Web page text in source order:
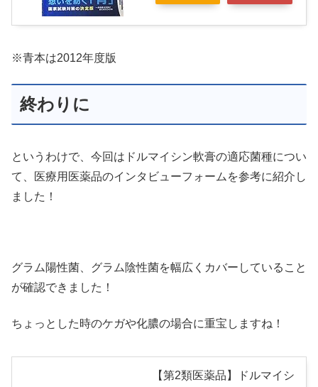
※青本は2012年度版
終わりに
というわけで、今回はドルマイシン軟膏の適応菌種につい
て、医療用医薬品のインタビューフォームを参考に紹介し
ました！
グラム陽性菌、グラム陰性菌を幅広くカバーしていること
が確認できました！
ちょっとした時のケガや化膿の場合に重宝しますね！
【第2類医薬品】ドルマイシ